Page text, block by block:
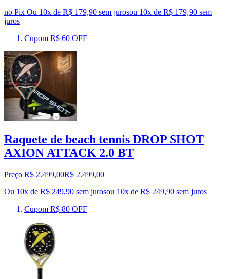
no Pix Ou 10x de R$ 179,90 sem jurosou 10x de R$ 179,90 sem
juros
Cupom R$ 60 OFF
Raquete de beach tennis DROP SHOT
AXION ATTACK 2.0 BT
Preço R$ 2.499,00R$ 2.499,00
Ou 10x de R$ 249,90 sem jurosou 10x de R$ 249,90 sem juros
Cupom R$ 80 OFF